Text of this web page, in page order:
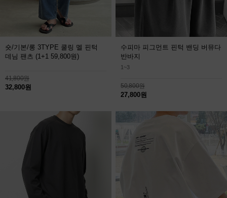
숏/기본/롱 3TYPE 쿨링 멜 핀턱
데님 팬츠 (1+1 59,800원)
41,800원
32,800원
수피마 피그먼트 핀턱 밴딩 버뮤다
반바지
1~3
50,800원
27,800원